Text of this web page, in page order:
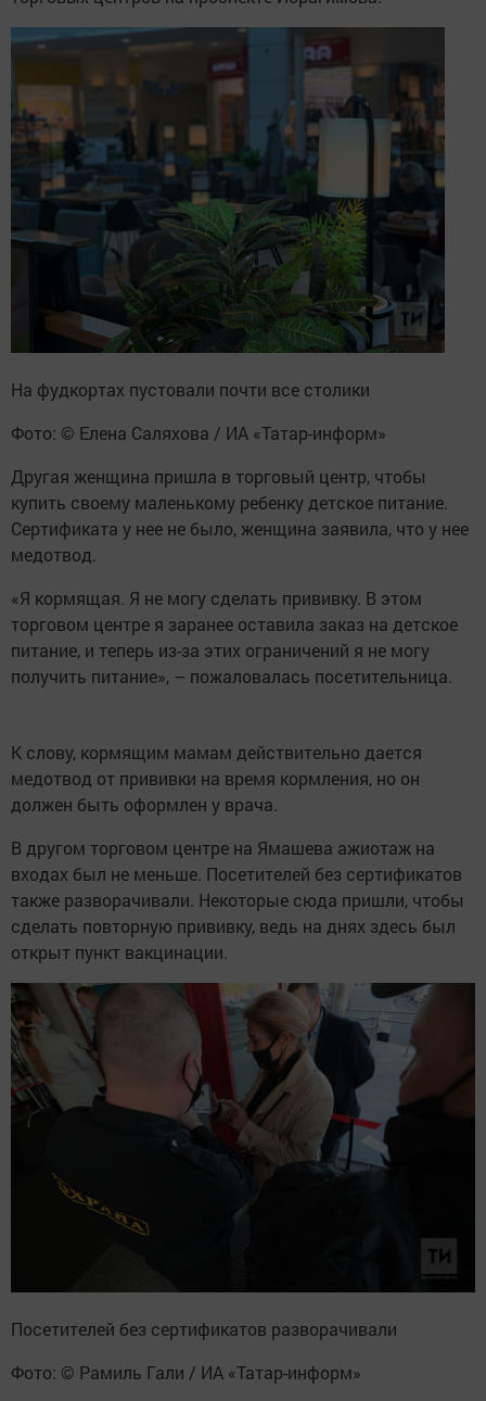
На фудкортах пустовали почти все столики
Фото: © Елена Саляхова / ИА «Татар-информ»
Другая женщина пришла в торговый центр, чтобы
купить своему маленькому ребенку детское питание.
Сертификата у нее не было, женщина заявила, что у нее
медотвод.
«Я кормящая. Я не могу сделать прививку. В этом
торговом центре я заранее оставила заказ на детское
питание, и теперь из-за этих ограничений я не могу
получить питание», – пожаловалась посетительница.
К слову, кормящим мамам действительно дается
медотвод от прививки на время кормления, но он
должен быть оформлен у врача.
В другом торговом центре на Ямашева ажиотаж на
входах был не меньше. Посетителей без сертификатов
также разворачивали. Некоторые сюда пришли, чтобы
сделать повторную прививку, ведь на днях здесь был
открыт пункт вакцинации.
Посетителей без сертификатов разворачивали
Фото: © Рамиль Гали / ИА «Татар-информ»